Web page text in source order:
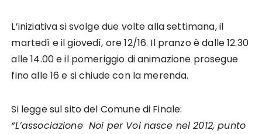
L’iniziativa si svolge due volte alla settimana, il
martedì e il giovedì, ore 12/16. Il pranzo è dalle 12.30
alle 14.00 e il pomeriggio di animazione prosegue
fino alle 16 e si chiude con la merenda.
Si legge sul sito del Comune di Finale:
“L’associazione Noi per Voi nasce nel 2012, punto